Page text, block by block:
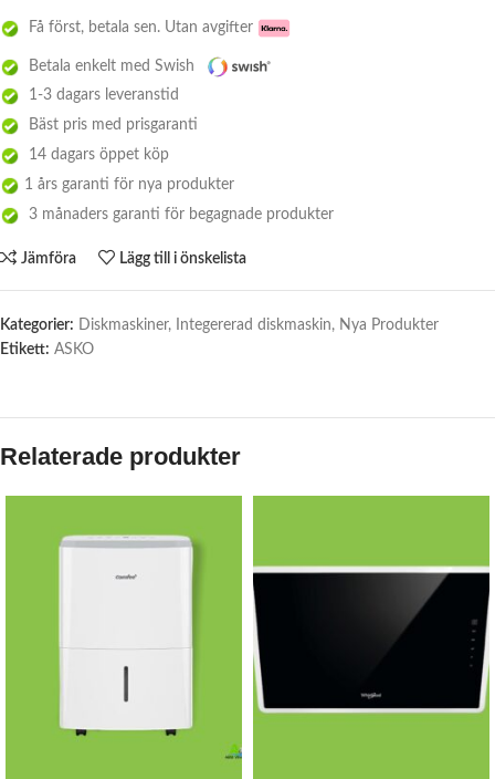
Få först, betala sen. Utan avgifter
Betala enkelt med Swish
1-3 dagars leveranstid
Bäst pris med prisgaranti
14 dagars öppet köp
1 års garanti för nya produkter
3 månaders garanti för begagnade produkter
Jämföra Lägg till i önskelista
Kategorier: Diskmaskiner, Integererad diskmaskin, Nya Produkter
Etikett: ASKO
Relaterade produkter